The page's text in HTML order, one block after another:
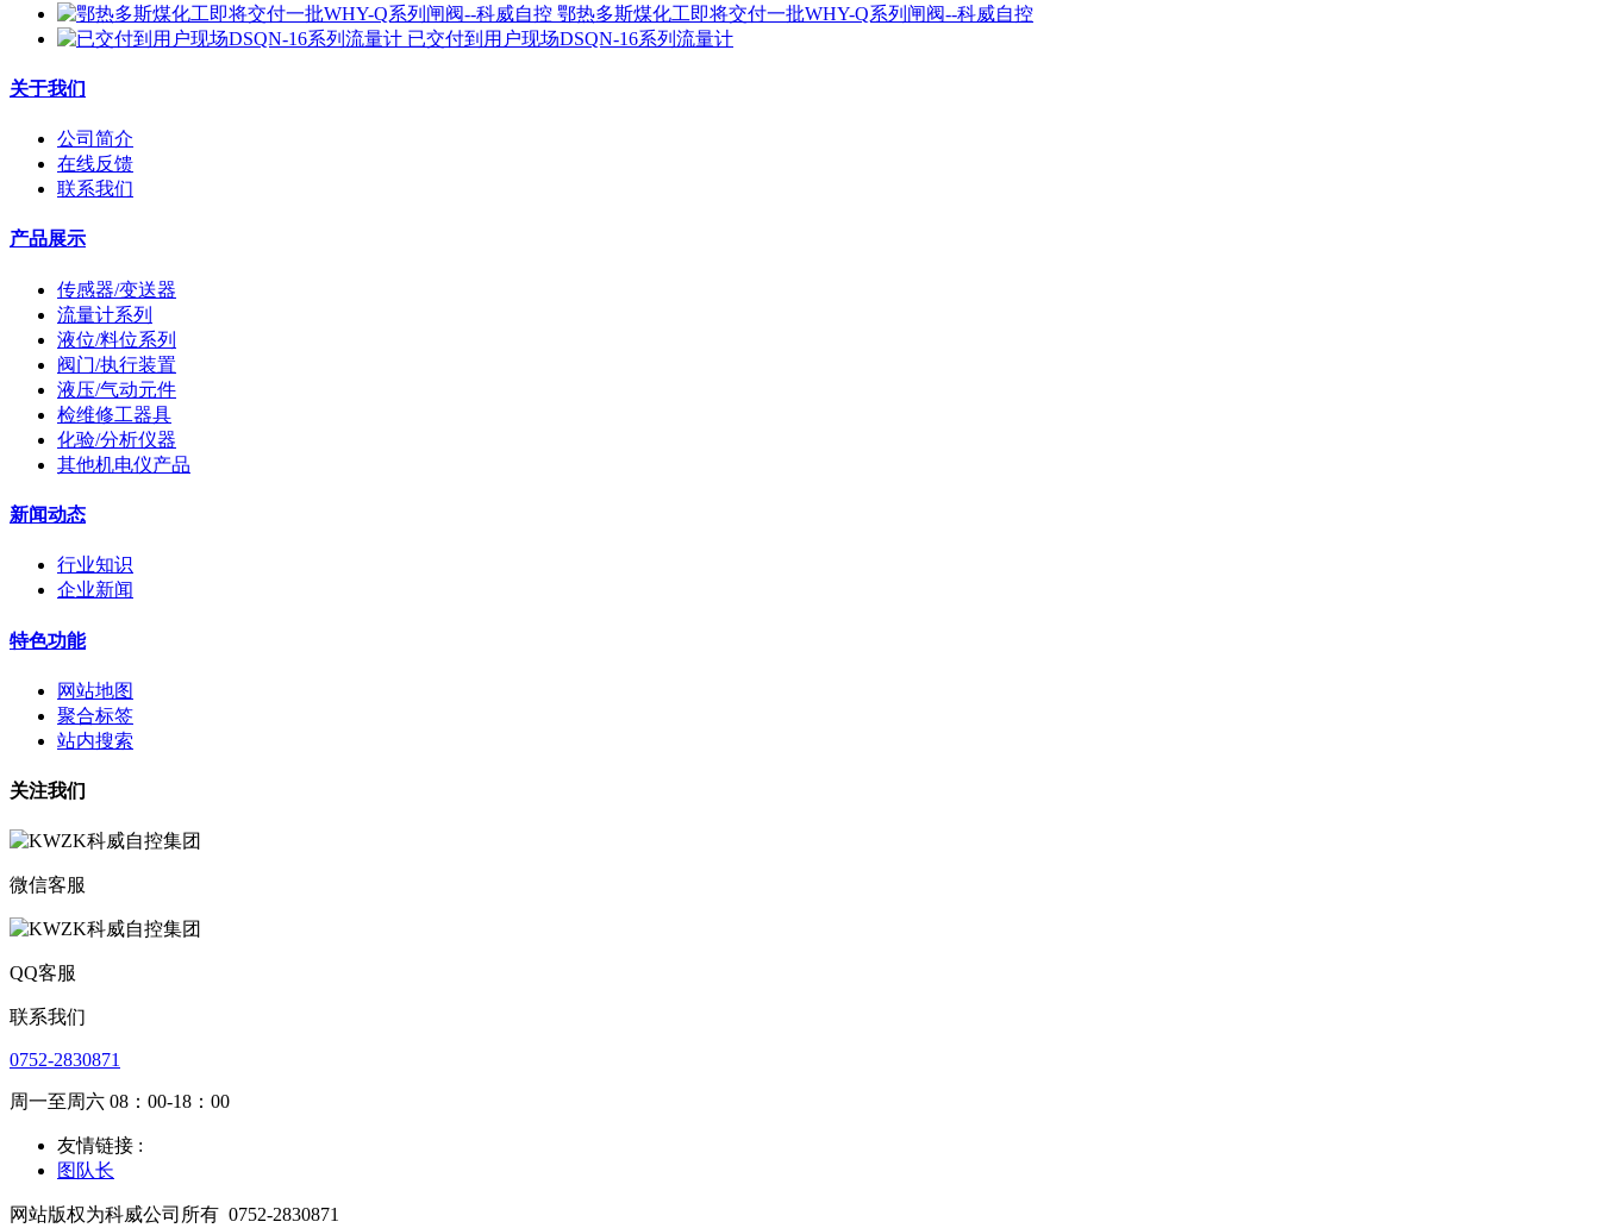
鄂热多斯煤化工即将交付一批WHY-Q系列闸阀--科威自控
已交付到用户现场DSQN-16系列流量计
关于我们
公司简介
在线反馈
联系我们
产品展示
传感器/变送器
流量计系列
液位/料位系列
阀门/执行装置
液压/气动元件
检维修工器具
化验/分析仪器
其他机电仪产品
新闻动态
行业知识
企业新闻
特色功能
网站地图
聚合标签
站内搜索
关注我们
微信客服
QQ客服
联系我们
0752-2830871
周一至周六 08：00-18：00
友情链接 :
图队长
网站版权为科威公司所有 0752-2830871